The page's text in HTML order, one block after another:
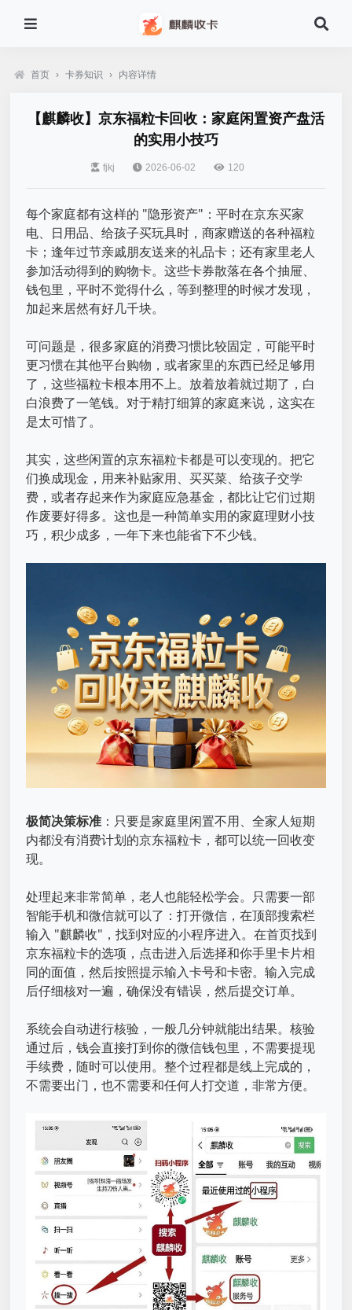
首页 › 卡券知识 › 内容详情
【麒麟收】京东福粒卡回收：家庭闲置资产盘活
的实用小技巧
fjkj 2026-06-02 120
每个家庭都有这样的 "隐形资产"：平时在京东买家
电、日用品、给孩子买玩具时，商家赠送的各种福粒
卡；逢年过节亲戚朋友送来的礼品卡；还有家里老人
参加活动得到的购物卡。这些卡券散落在各个抽屉、
钱包里，平时不觉得什么，等到整理的时候才发现，
加起来居然有好几千块。
可问题是，很多家庭的消费习惯比较固定，可能平时
更习惯在其他平台购物，或者家里的东西已经足够用
了，这些福粒卡根本用不上。放着放着就过期了，白
白浪费了一笔钱。对于精打细算的家庭来说，这实在
是太可惜了。
其实，这些闲置的京东福粒卡都是可以变现的。把它
们换成现金，用来补贴家用、买买菜、给孩子交学
费，或者存起来作为家庭应急基金，都比让它们过期
作废要好得多。这也是一种简单实用的家庭理财小技
巧，积少成多，一年下来也能省下不少钱。
极简决策标准 ：只要是家庭里闲置不用、全家人短期
内都没有消费计划的京东福粒卡，都可以统一回收变
现。
处理起来非常简单，老人也能轻松学会。只需要一部
智能手机和微信就可以了：打开微信，在顶部搜索栏
输入 "麒麟收"，找到对应的小程序进入。在首页找到
京东福粒卡的选项，点击进入后选择和你手里卡片相
同的面值，然后按照提示输入卡号和卡密。输入完成
后仔细核对一遍，确保没有错误，然后提交订单。
系统会自动进行核验，一般几分钟就能出结果。核验
通过后，钱会直接打到你的微信钱包里，不需要提现
手续费，随时可以使用。整个过程都是线上完成的，
不需要出门，也不需要和任何人打交道，非常方便。